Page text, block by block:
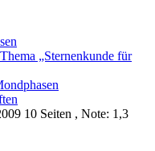
„Sternenkunde für
10 Seiten , Note: 1,3
in "Lady Audley's Secret"